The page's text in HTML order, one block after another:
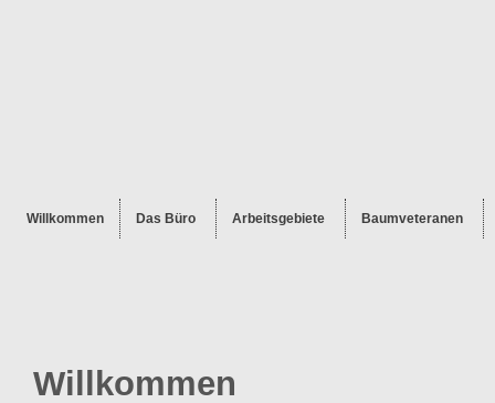
Willkommen Das Büro Arbeitsgebiete Baumveteranen
Willkommen